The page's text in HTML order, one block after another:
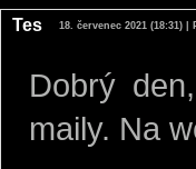
Tes 18. červenec 2021 (18:31) |
Dobrý
maily. Na